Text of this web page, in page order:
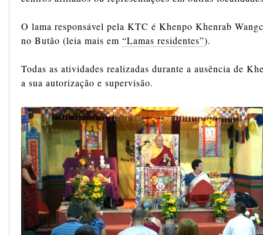
O lama responsável pela KTC é Khenpo Khenrab
no Butão (leia mais em “Lamas residentes”).
Todas as atividades realizadas durante a ausência de
a sua autorização e supervisão.